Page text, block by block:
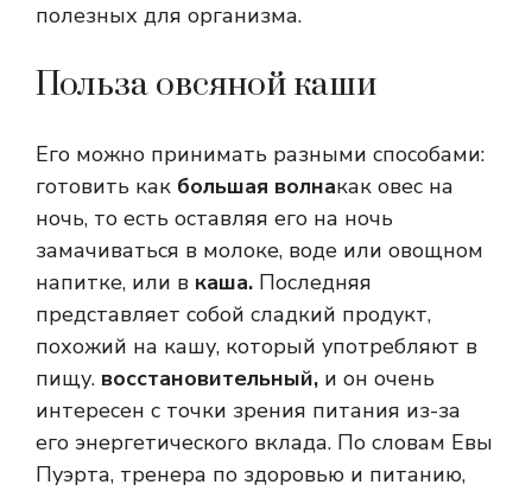
полезных для организма.
Польза овсяной каши
Его можно принимать разными способами:
готовить как большая волнакак овес на
ночь, то есть оставляя его на ночь
замачиваться в молоке, воде или овощном
напитке, или в каша. Последняя
представляет собой сладкий продукт,
похожий на кашу, который употребляют в
пищу. восстановительный, и он очень
интересен с точки зрения питания из-за
его энергетического вклада. По словам Евы
Пуэрта, тренера по здоровью и питанию,